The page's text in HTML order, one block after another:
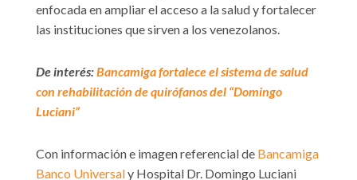
enfocada en ampliar el acceso a la salud y fortalecer
las instituciones que sirven a los venezolanos.
De interés:Bancamiga fortalece el sistema de salud
con rehabilitación de quirófanos del “Domingo
Luciani”
Con información e imagen referencial de Bancamiga
Banco Universaly Hospital Dr. Domingo Luciani